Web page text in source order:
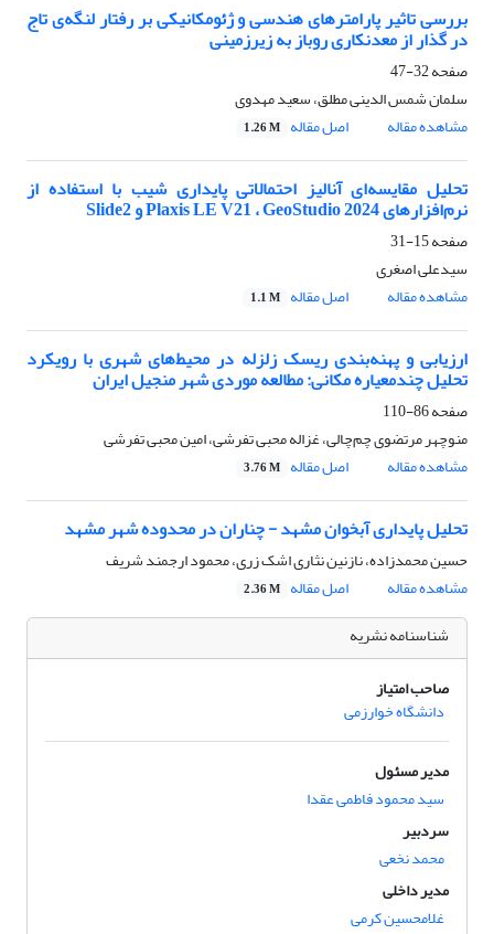
بررسی تاثیر پارامترهای هندسی و ژئومکانیکی بر رفتار لنگه‌ی تاج
در گذار از معدنکاری روباز به زیرزمینی
صفحه32-47
سلمان شمس الدینی مطلق، سعید مهدوی
مشاهده مقاله
اصل مقاله 1.26 M
تحلیل مقایسه‌ای آنالیز احتمالاتی پایداری شیب با استفاده از
نرم‌افزارهای Plaxis LE V21 ، GeoStudio 2024 و Slide2
صفحه15-31
سیدعلی اصغری
مشاهده مقاله
اصل مقاله 1.1 M
ارزیابی و پهنه‌بندی ریسک زلزله در محیط‌های شهری با رویکرد
تحلیل چندمعیاره مکانی: مطالعه موردی شهر منجیل ایران
صفحه86-110
منوچهر مرتضوی چم‌چالی، غزاله محبی تفرشی، امین محبی تفرشی
مشاهده مقاله
اصل مقاله 3.76 M
تحلیل پایداری آبخوان مشهد - چناران در محدوده شهر مشهد
حسین محمدزاده، نازنین نثاری اشک زری، محمود ارجمند شریف
مشاهده مقاله
اصل مقاله 2.36 M
شناسنامه نشریه
صاحب امتیاز
دانشگاه خوارزمی
مدیر مسئول
سید محمود فاطمی عقدا
سردبیر
محمد نخعی
مدیر داخلی
غلامحسین کرمی